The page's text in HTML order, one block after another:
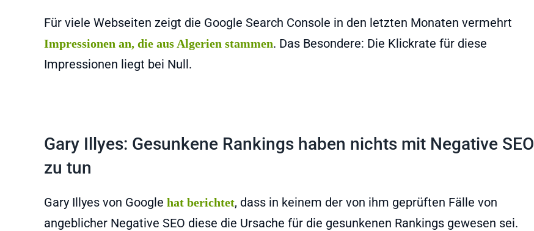
Für viele Webseiten zeigt die Google Search Console in den letzten Monaten vermehrt
Impressionen an, die aus Algerien stammen. Das Besondere: Die Klickrate für diese
Impressionen liegt bei Null.
Gary Illyes: Gesunkene Rankings haben nichts mit Negative SEO
zu tun
Gary Illyes von Google hat berichtet, dass in keinem der von ihm geprüften Fälle von
angeblicher Negative SEO diese die Ursache für die gesunkenen Rankings gewesen sei.